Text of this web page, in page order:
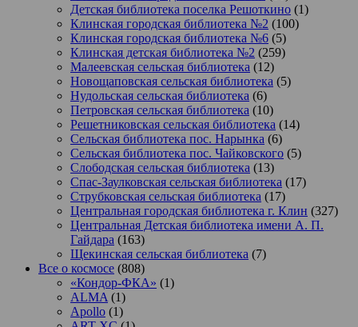
Детская библиотека поселка Решоткино (1)
Клинская городская библиотека №2 (100)
Клинская городская библиотека №6 (5)
Клинская детская библиотека №2 (259)
Малеевская сельская библиотека (12)
Новощаповская сельская библиотека (5)
Нудольская сельская библиотека (6)
Петровская сельская библиотека (10)
Решетниковская сельская библиотека (14)
Сельская библиотека пос. Нарынка (6)
Сельская библиотека пос. Чайковского (5)
Слободская сельская библиотека (13)
Спас-Заулковская сельская библиотека (17)
Струбковская сельская библиотека (17)
Центральная городская библиотека г. Клин (327)
Центральная Детская библиотека имени А. П.
Гайдара (163)
Щекинская сельская библиотека (7)
Все о космосе (808)
«Кондор-ФКА» (1)
ALMA (1)
Apollo (1)